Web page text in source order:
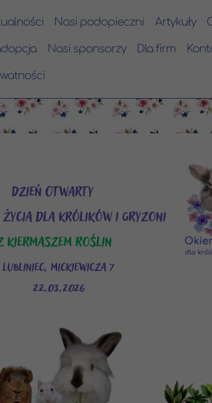
Nasi podopieczni Artykuły
Nasi sponsorzy Dla firm